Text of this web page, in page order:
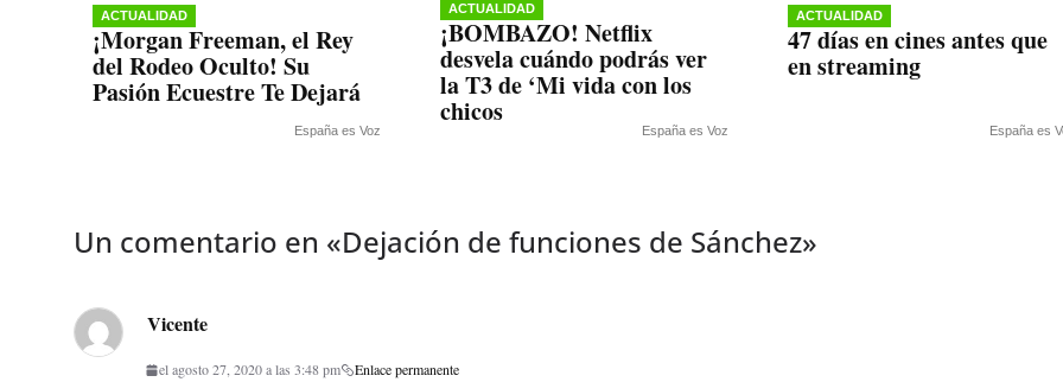
ACTUALIDAD
¡Morgan Freeman, el Rey
del Rodeo Oculto! Su
Pasión Ecuestre Te Dejará
España es Voz
ACTUALIDAD
¡BOMBAZO! Netflix
desvela cuándo podrás ver
la T3 de ‘Mi vida con los
chicos
España es Voz
ACTUALIDAD
47 días en cines antes que
en streaming
España es
Un comentario en «Dejación de funciones de Sánchez»
Vicente
el agosto 27, 2020 a las 3:48 pm Enlace permanente